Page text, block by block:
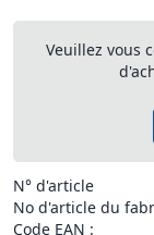
Veuillez vous
N° d'article
No d'article du
Code EAN :